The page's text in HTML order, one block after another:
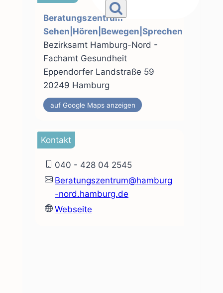
Beratungszentrum
Sehen|Hören|Bewegen|Sprechen
Bezirksamt Hamburg-Nord -
Fachamt Gesundheit
Eppendorfer Landstraße 59
20249 Hamburg
auf Google Maps anzeigen
Kontakt
040 - 428 04 2545
Beratungszentrum@hamburg
-nord.hamburg.de
Webseite